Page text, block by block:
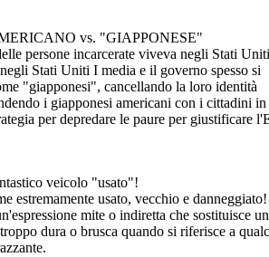
vs. "GIAPPONESE"
persone incarcerate viveva negli Stati
Stati Uniti I media e il governo spesso si
"giapponesi", cancellando la loro identità
i giapponesi americani con i cittadini in
per depredare le paure per giustificare
veicolo "usato"!
estremamente usato, vecchio e danneggiato!
mite o indiretta che sostituisce
dura o brusca quando si riferisce a